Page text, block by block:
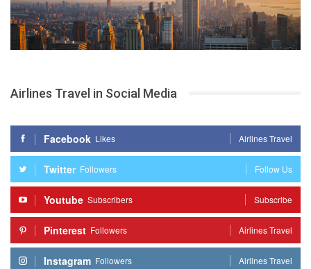
Airlines Travel in Social Media
Facebook Likes Airlines Travel
Twitter Followers Follow Us
Youtube Subscribers Subscribe
Pinterest Followers Airlines Travel
Instagram Followers Airlines Travel